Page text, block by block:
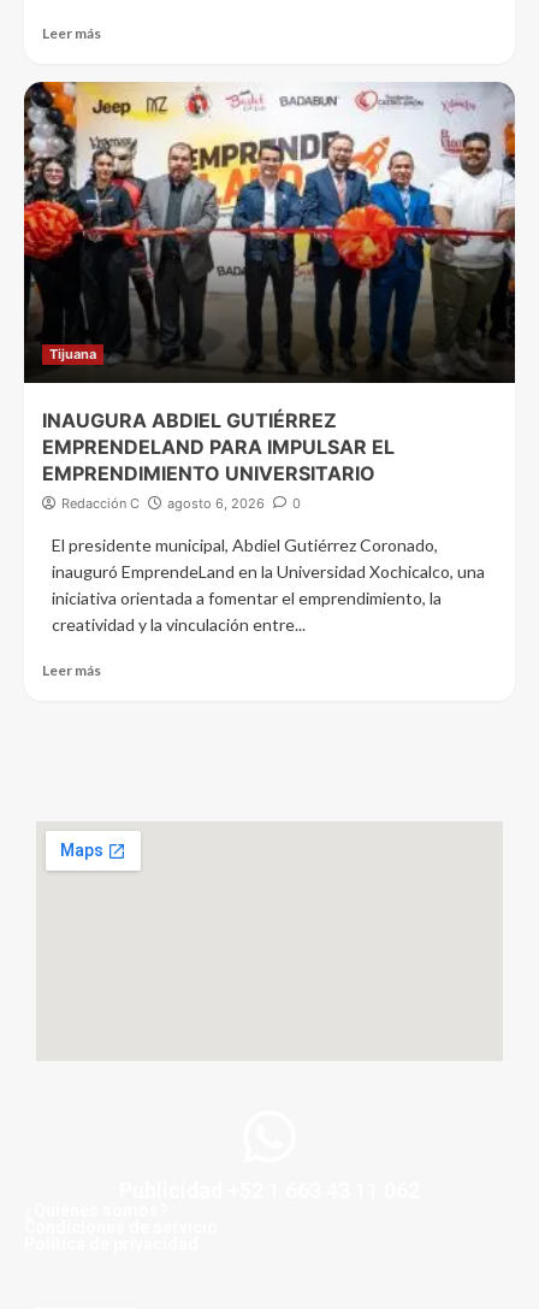
Leer más
Tijuana
INAUGURA ABDIEL GUTIÉRREZ
EMPRENDELAND PARA IMPULSAR EL
EMPRENDIMIENTO UNIVERSITARIO
Redacción C agosto 6, 2026 0
El presidente municipal, Abdiel Gutiérrez Coronado,
inauguró EmprendeLand en la Universidad Xochicalco, una
iniciativa orientada a fomentar el emprendimiento, la
creatividad y la vinculación entre...
Leer más